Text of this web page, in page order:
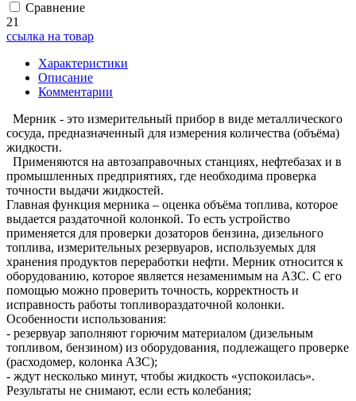
Сравнение
21
ссылка на товар
Характеристики
Описание
Комментарии
Мерник - это измерительный прибор в виде металлического
сосуда, предназначенный для измерения количества (объёма)
жидкости.
Применяются на автозаправочных станциях, нефтебазах и в
промышленных предприятиях, где необходима проверка
точности выдачи жидкостей.
Главная функция мерника – оценка объёма топлива, которое
выдается раздаточной колонкой. То есть устройство
применяется для проверки дозаторов бензина, дизельного
топлива, измерительных резервуаров, используемых для
хранения продуктов переработки нефти. Мерник относится к
оборудованию, которое является незаменимым на АЗС. С его
помощью можно проверить точность, корректность и
исправность работы топливораздаточной колонки.
Особенности использования:
- резервуар заполняют горючим материалом (дизельным
топливом, бензином) из оборудования, подлежащего проверке
(расходомер, колонка АЗС);
- ждут несколько минут, чтобы жидкость «успокоилась».
Результаты не снимают, если есть колебания;